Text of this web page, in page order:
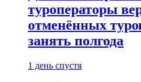
туроператоры
отменённых
занять полгода
1 день спустя